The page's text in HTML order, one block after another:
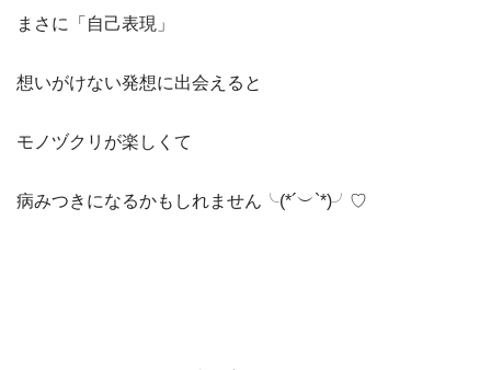
まさに「自己表現」
想いがけない発想に出会えると
モノヅクリが楽しくて
病みつきになるかもしれません╰(*´︶`*)╯♡